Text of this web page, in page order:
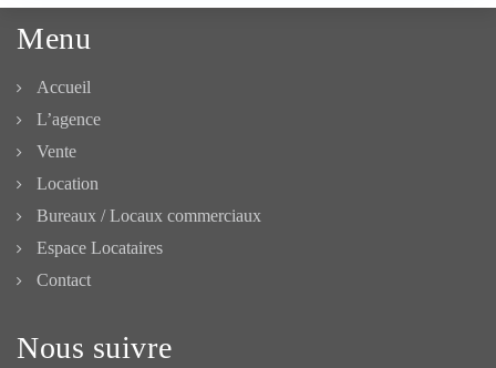
Menu
Accueil
L’agence
Vente
Location
Bureaux / Locaux commerciaux
Espace Locataires
Contact
Nous suivre